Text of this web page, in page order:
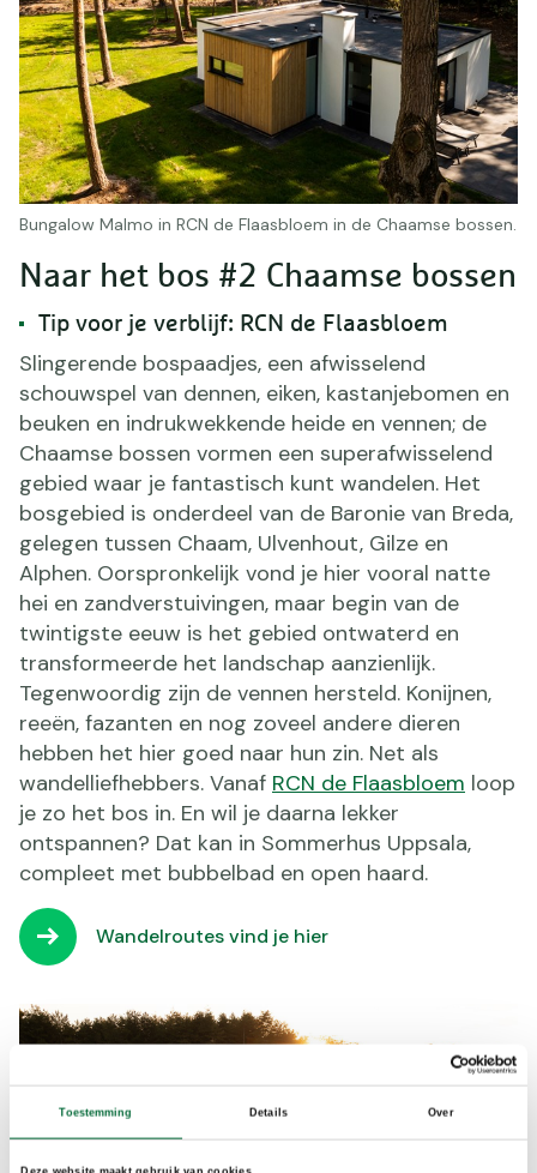
Toestemming Details Over
Naar het bos #2 Chaamse bossen
Tip voor je verblijf: RCN de Flaasbloem
Slingerende bospaadjes, een afwisselend
schouwspel van dennen, eiken, kastanjebomen en
beuken en indrukwekkende heide en vennen; de
Chaamse bossen vormen een superafwisselend
gebied waar je fantastisch kunt wandelen. Het
bosgebied is onderdeel van de Baronie van Breda,
gelegen tussen Chaam, Ulvenhout, Gilze en
Alphen. Oorspronkelijk vond je hier vooral natte
hei en zandverstuivingen, maar begin van de
twintigste eeuw is het gebied ontwaterd en
transformeerde het landschap aanzienlijk.
Tegenwoordig zijn de vennen hersteld. Konijnen,
reeën, fazanten en nog zoveel andere dieren
hebben het hier goed naar hun zin. Net als
wandelliefhebbers. Vanaf RCN de Flaasbloem loop
je zo het bos in. En wil je daarna lekker
ontspannen? Dat kan in Sommerhus Uppsala,
compleet met bubbelbad en open haard.
Wandelroutes vind je hier
Bungalow Malmo in RCN de Flaasbloem in de Chaamse bossen.